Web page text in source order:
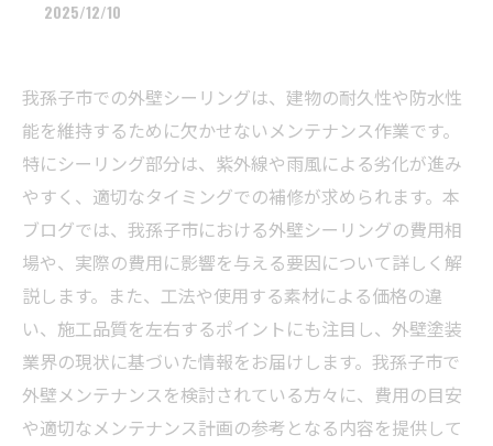
2025/12/10
我孫子市での外壁シーリングは、建物の耐久性や防水性
能を維持するために欠かせないメンテナンス作業です。
特にシーリング部分は、紫外線や雨風による劣化が進み
やすく、適切なタイミングでの補修が求められます。本
ブログでは、我孫子市における外壁シーリングの費用相
場や、実際の費用に影響を与える要因について詳しく解
説します。また、工法や使用する素材による価格の違
い、施工品質を左右するポイントにも注目し、外壁塗装
業界の現状に基づいた情報をお届けします。我孫子市で
外壁メンテナンスを検討されている方々に、費用の目安
や適切なメンテナンス計画の参考となる内容を提供して